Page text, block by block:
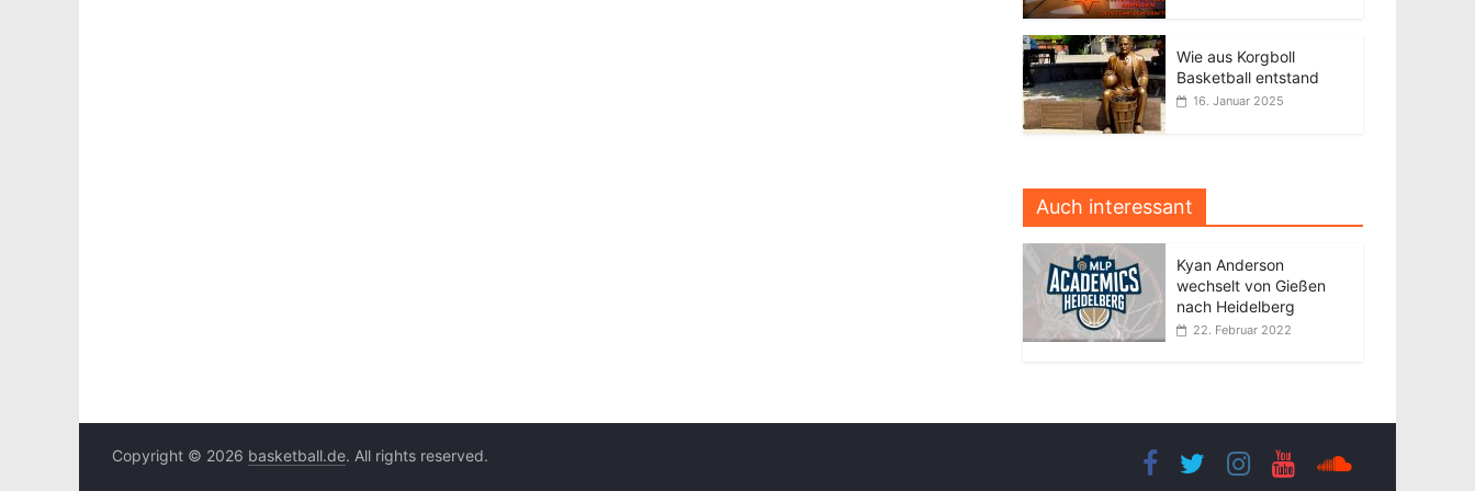
Wie aus Korgboll
Basketball entstand
16. Januar 2025
Auch interessant
Kyan Anderson
wechselt von Gießen
nach Heidelberg
22. Februar 2022
Copyright © 2026 basketball.de. All rights reserved.